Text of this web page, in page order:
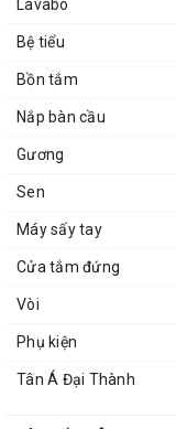
Lavabo
Bệ tiểu
Bồn tắm
Nắp bàn cầu
Gương
Sen
Máy sấy tay
Cửa tắm đứng
Vòi
Phụ kiện
Tân Á Đại Thành